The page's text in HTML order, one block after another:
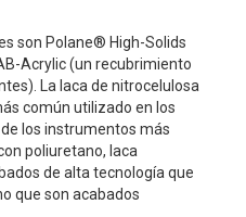
son Polane® High-Solids
Acrylic (un recubrimiento
La laca de nitrocelulosa
común utilizado en los
los instrumentos más
poliuretano, laca
de alta tecnología que
que son acabados